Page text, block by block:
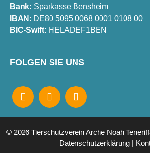
Bank: Sparkasse Bensheim
IBAN : DE80 5095 0068 0001 0108 00
BIC-Swift: HELADEF1BEN
FOLGEN SIE UNS
© 2026 Tierschutzverein Arche Noah
Datenschutzerklärung |